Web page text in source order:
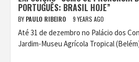
PORTUGUÊS: BRASIL HOJE”
BY PAULO RIBEIRO 9 YEARS AGO
Até 31 de dezembro no Palácio dos
Jardim-Museu Agrícola Tropical